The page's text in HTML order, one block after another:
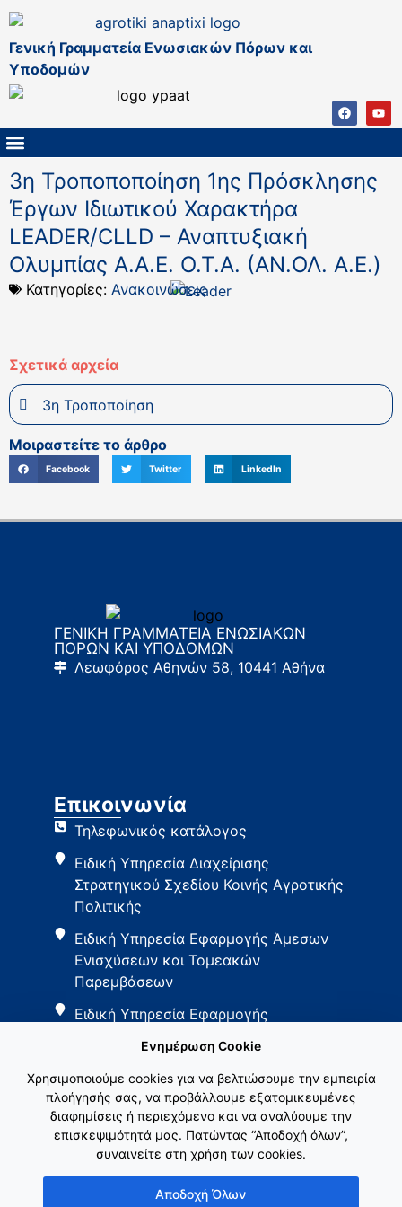
Γενική Γραμματεία Ενωσιακών Πόρων και
Υποδομών
3η Τροποποποίηση 1ης Πρόσκλησης
Έργων Ιδιωτικού Χαρακτήρα
LEADER/CLLD – Αναπτυξιακή
Ολυμπίας Α.Α.Ε. Ο.Τ.Α. (ΑΝ.ΟΛ. Α.Ε.)
Κατηγορίες: Ανακοινώσεις
Σχετικά αρχεία
3η Τροποποίηση
Μοιραστείτε το άρθρο
Facebook Twitter LinkedIn
ΓΕΝΙΚΗ ΓΡΑΜΜΑΤΕΙΑ ΕΝΩΣΙΑΚΩΝ
ΠΟΡΩΝ ΚΑΙ ΥΠΟΔΟΜΩΝ
Λεωφόρος Αθηνών 58, 10441 Αθήνα
Επικοινωνία
Τηλεφωνικός κατάλογος
Ειδική Υπηρεσία Διαχείρισης
Στρατηγικού Σχεδίου Κοινής Αγροτικής
Πολιτικής
Ειδική Υπηρεσία Εφαρμογής Άμεσων
Ενισχύσεων και Τομεακών
Παρεμβάσεων
Ειδική Υπηρεσία Εφαρμογής
Εθνικό Δίκτυο ΚΑΠ
Ενημέρωση Cookie
Χρησιμοποιούμε cookies για να βελτιώσουμε την εμπειρία
πλοήγησής σας, να προβάλλουμε εξατομικευμένες
διαφημίσεις ή περιεχόμενο και να αναλύουμε την
επισκεψιμότητά μας. Πατώντας “Αποδοχή όλων”,
συναινείτε στη χρήση των cookies.
Αποδοχή Όλων